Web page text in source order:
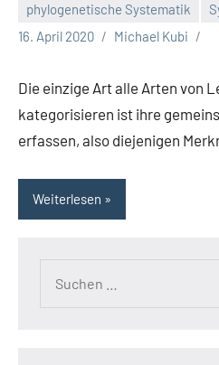
phylogenetische Systematik
16. April 2020
Michael Kubi
Die einzige Art alle Arten von
kategorisieren ist ihre
erfassen, also diejenigen
Weiterlesen